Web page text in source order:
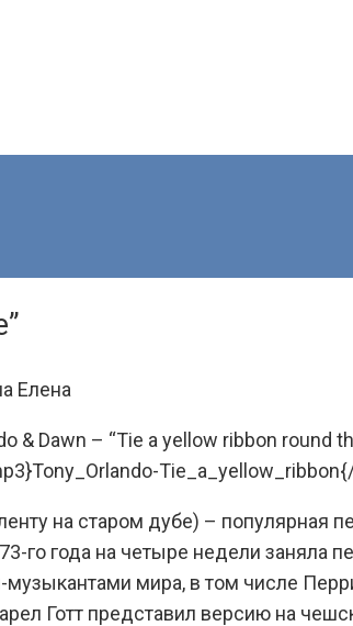
Елена
& Dawn – “Tie a yellow ribbon round
на старом дубе) – популярная
го года на четыре недели
мира, в том числе
Готт представил версию на